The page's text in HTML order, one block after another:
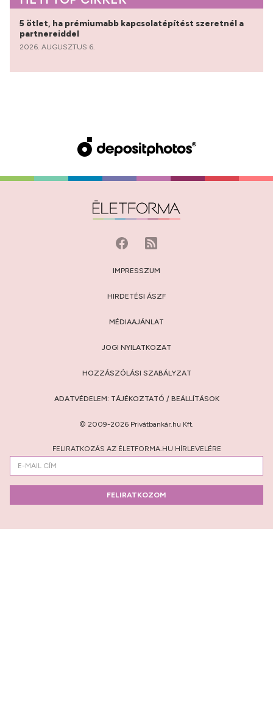
5 ötlet, ha prémiumabb kapcsolatépítést szeretnél a
partnereiddel
2026. AUGUSZTUS 6.
IMPRESSZUM
HIRDETÉSI ÁSZF
MÉDIAAJÁNLAT
JOGI NYILATKOZAT
HOZZÁSZÓLÁSI SZABÁLYZAT
ADATVÉDELEM: TÁJÉKOZTATÓ / BEÁLLÍTÁSOK
© 2009-2026 Privátbankár.hu Kft.
FELIRATKOZÁS AZ ÉLETFORMA.HU HÍRLEVELÉRE
FELIRATKOZOM